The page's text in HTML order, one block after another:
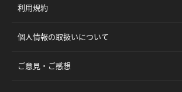
利用規約
個人情報の取扱いについて
ご意見・ご感想